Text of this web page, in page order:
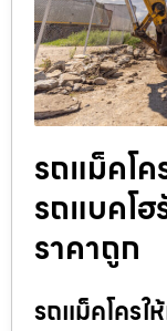
รถแม็คโค
รถแบคโฮ
ราคาถูก
รถแม็คโครใ